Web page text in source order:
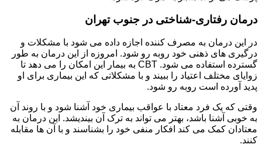
درمان رفتاری-شناختی در جنوب تهران
در این درمان به مصرف کننده اجازه داده می شود با مشکلات و
درگیری های ذهنی خود روبه رو شود. امروزه از این درمان به طور
گسترده استفاده می شود. CBT به بیمار این امکان را می دهد تا
زوایای مختلف اعتیاد را ببیند و با مشکلاتی که این بیماری برای او
پدید آورده است روبه رو شود.
وقتی که یک فرد معتاد با عواقب بیماری خود آشنا شود و با روند آن
به خوبی آشنا باشد، بهتر می تواند به ترک آن بیندیشد. این درمان به
معتادان کمک می کند افکار منفی خود را بشناسند و با آن ها مقابله
کنند.